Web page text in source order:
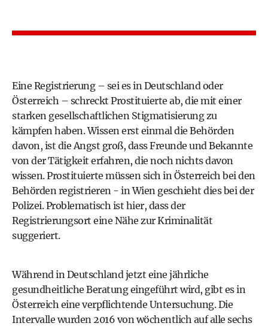
Eine Registrierung – sei es in Deutschland oder
Österreich – schreckt Prostituierte ab, die mit einer
starken gesellschaftlichen Stigmatisierung zu
kämpfen haben. Wissen erst einmal die Behörden
davon, ist die Angst groß, dass Freunde und Bekannte
von der Tätigkeit erfahren, die noch nichts davon
wissen. Prostituierte müssen sich in Österreich bei den
Behörden registrieren - in Wien geschieht dies bei der
Polizei. Problematisch ist hier, dass der
Registrierungsort eine Nähe zur Kriminalität
suggeriert.
Während in Deutschland jetzt eine jährliche
gesundheitliche Beratung eingeführt wird, gibt es in
Österreich eine verpflichtende Untersuchung. Die
Intervalle wurden 2016 von wöchentlich auf alle sechs